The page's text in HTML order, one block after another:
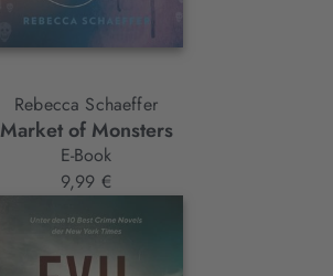
Rebecca Schaeffer
Market of Monsters
E-Book
9,99 €